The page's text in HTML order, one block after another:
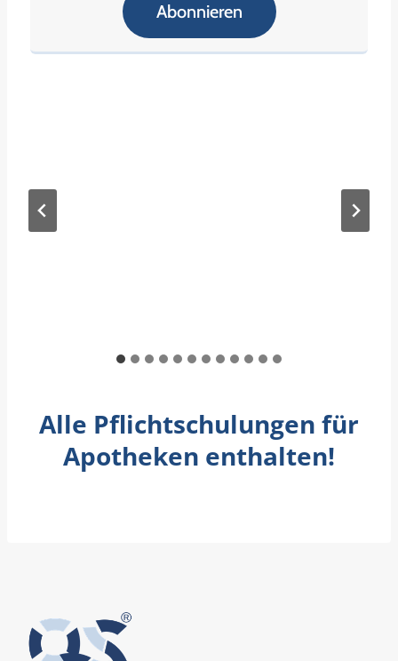
Abonnieren
Alle Pflichtschulungen für
Apotheken enthalten!